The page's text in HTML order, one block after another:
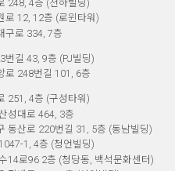
248, 4층 (천하빌딩)
로 12, 12층 (로윈타워)
구로 334, 7층
번길 43, 9층 (PJ빌딩)
로 248번길 101, 6층
251, 4층 (구성타워)
성대로 464, 3층
동산로 220번길 31, 5층 (동남빌딩)
1, 4층 (청언빌딩)
14로96 2층 (청당동, 백석문화센터)